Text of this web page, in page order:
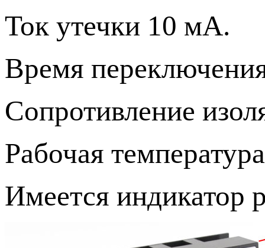
Ток утечки 10 мА.
Время
Сопротивление
Рабочая
Имеется индикатор